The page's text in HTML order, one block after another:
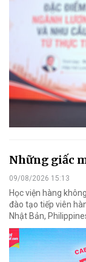
Những giấc
09/08/2026 15:13
Học viện hàng
đào tạo tiếp viên
Nhật Bản,